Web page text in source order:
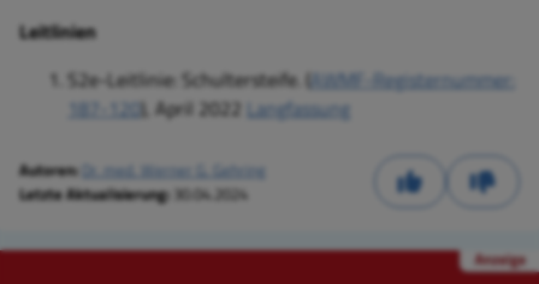
Leitlinien
S2e-Leitlinie: Schultersteife. (AWMF-Registernummer:
187-120), April 2022 Langfassung
Autoren: Dr. med. Werner G. Gehring
Letzte Aktualisierung: 30.04.2024